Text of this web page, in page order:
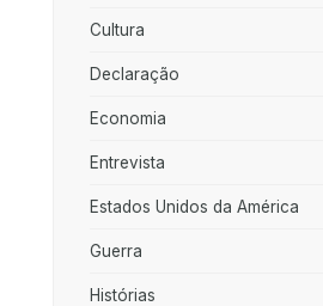
Cultura
Declaração
Economia
Entrevista
Estados Unidos da América
Guerra
Histórias